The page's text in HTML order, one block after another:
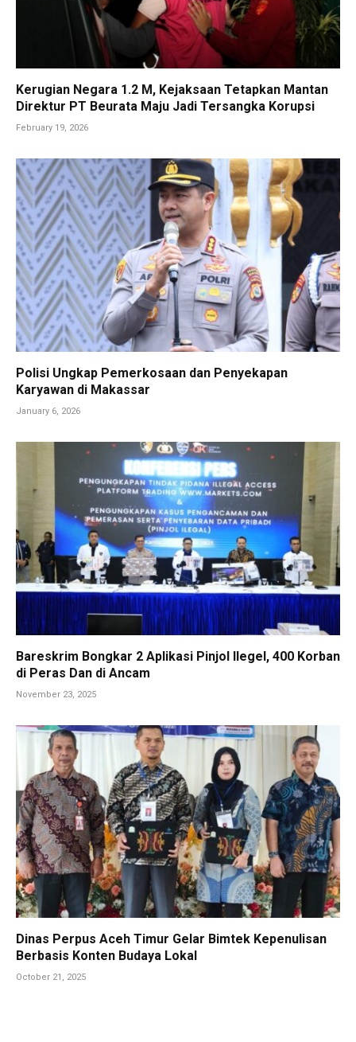
Kerugian Negara 1.2 M, Kejaksaan Tetapkan Mantan
Direktur PT Beurata Maju Jadi Tersangka Korupsi
February 19, 2026
Polisi Ungkap Pemerkosaan dan Penyekapan
Karyawan di Makassar
January 6, 2026
Bareskrim Bongkar 2 Aplikasi Pinjol Ilegel, 400 Korban
di Peras Dan di Ancam
November 23, 2025
Dinas Perpus Aceh Timur Gelar Bimtek Kepenulisan
Berbasis Konten Budaya Lokal
October 21, 2025